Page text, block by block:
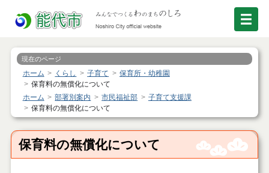
現在のページ
ホーム くらし 子育て
保育所・幼稚園
保育料の無償化について
ホーム
部署別案内 市民福祉部
子育て支援課
保育料の無償化について
保育料の無償化について